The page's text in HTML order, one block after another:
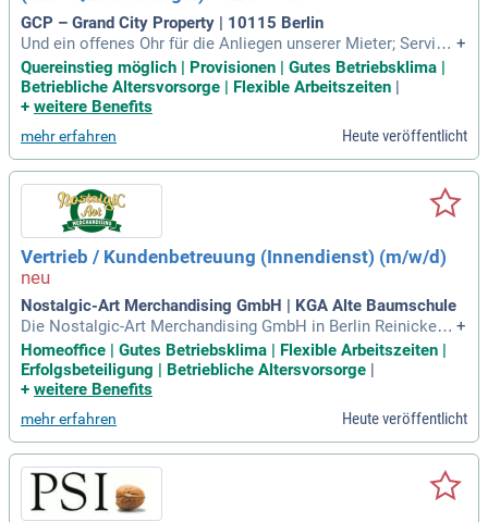
en und freundliche Kommunikationsfähigkeiten sind gewün
scht. Teamfähigkeit, Professionalität und Empathie werden
vorausgesetzt.
GCP – Grand City Property | 10115 Berlin
Und ein offenes Ohr für die Anliegen unserer Mieter; Service
- und Kundenorientierung sind keine Fremdwörter für Dich; G
uter Umgang mit MS Office; Teamfähigkeit und Bereitschaft
zur Arbeit in Schichten zwischen 07:00 und 22:30 Uhr sowie
+
Quereinstieg möglich | Provisionen | Gutes Betriebsklima |
Betriebliche Altersvorsorge | Flexible Arbeitszeiten |
+ weitere Benefits
mehr erfahren Heute veröffentlicht
Vertrieb / Kundenbetreuung (Innendienst) (m/w/d)
Nostalgic-Art Merchandising GmbH | KGA Alte Baumschule
Die Nostalgic-Art Merchandising GmbH in Berlin Reinickend
orf sucht motivierte Verstärkung im Vertrieb und der Kunde
nbetreuung (d/m/w). Wir gestalten und vertreiben einzigartig
e nostalgische Geschenk- und Deko-Artikel in Deutschland
n bieten wir individuelle Merchandising-Produkte und maßge
schneiderte Werbemittelkonzepte an. Unser multikulturelles
Team legt Wert auf flache Hierarchien und klare Kommunik
ation. Bei uns erwartet Sie eine kreative Arbeitsatmosphäre
und die Möglichkeit, im Büro gemeinsam am Erfolg zu arbei
+
Homeoffice | Gutes Betriebsklima | Flexible Arbeitszeiten |
Erfolgsbeteiligung | Betriebliche Altersvorsorge |
+ weitere Benefits
mehr erfahren Heute veröffentlicht